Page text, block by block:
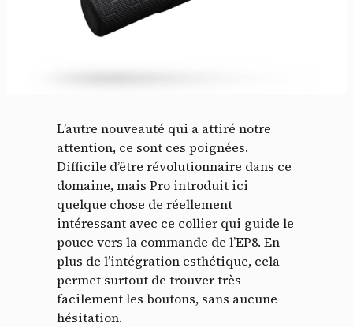
L’autre nouveauté qui a attiré notre
attention, ce sont ces poignées.
Difficile d’être révolutionnaire dans ce
domaine, mais Pro introduit ici
quelque chose de réellement
intéressant avec ce collier qui guide le
pouce vers la commande de l’EP8. En
plus de l’intégration esthétique, cela
permet surtout de trouver très
facilement les boutons, sans aucune
hésitation.